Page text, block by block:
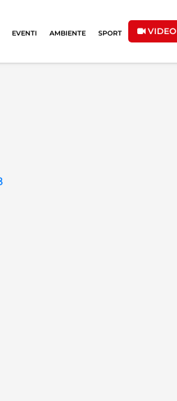
EVENTI AMBIENTE SPORT VIDEO